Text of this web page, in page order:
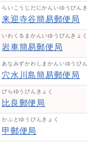
らいこうじだにかんいゆうびんき
来迎寺谷簡易郵便局
いわくるまかんいゆうびんきょく
岩車簡易郵便局
あなみずかわしまかんいゆうび
穴水川島簡易郵便局
びらゆうびんきょく
比良郵便局
かぶとゆうびんきょく
甲郵便局